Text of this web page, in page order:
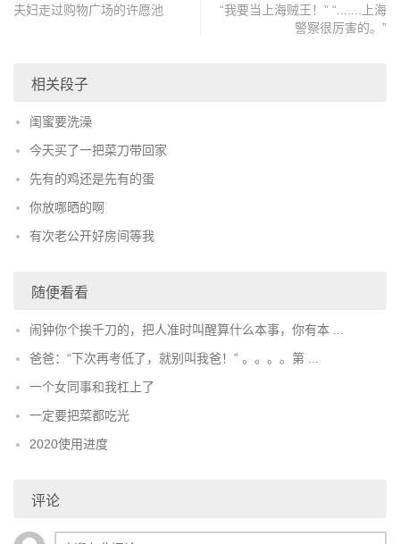
夫妇走过购物广场的许愿池
“我要当上海贼王！” “.......上海
警察很厉害的。”
相关段子
闺蜜要洗澡
今天买了一把菜刀带回家
先有的鸡还是先有的蛋
你放哪晒的啊
有次老公开好房间等我
随便看看
闹钟你个挨千刀的，把人准时叫醒算什么本事，你有本 ...
爸爸：“下次再考低了，就别叫我爸！” 。。。。第 ...
一个女同事和我杠上了
一定要把菜都吃光
2020使用进度
评论